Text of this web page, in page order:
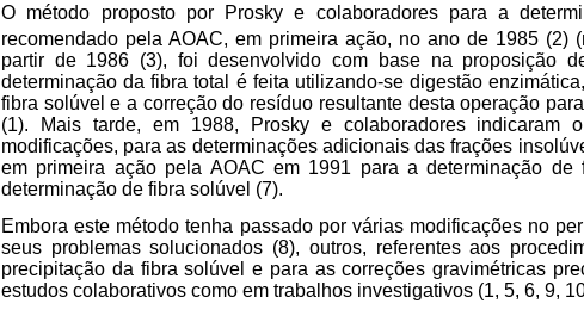
O método proposto por Prosky e colaboradores para a
recomendado pela AOAC, em primeira ação, no ano de 1985 (2)
partir de 1986 (3), foi desenvolvido com base na proposição
determinação da fibra total é feita utilizando-se digestão
fibra solúvel e a correção do resíduo resultante desta operação
(1). Mais tarde, em 1988, Prosky e colaboradores indicaram
modificações, para as determinações adicionais das frações
em primeira ação pela AOAC em 1991 para a determinação
determinação de fibra solúvel (7).
Embora este método tenha passado por várias modificações no
seus problemas solucionados (8), outros, referentes aos
precipitação da fibra solúvel e para as correções gravimétricas
estudos colaborativos como em trabalhos investigativos (1, 5, 6, 9,